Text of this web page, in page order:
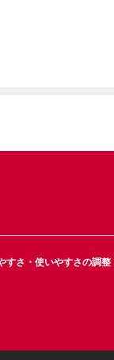
すさ・使いやすさの調整